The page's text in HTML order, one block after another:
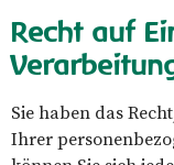
Recht auf
Sie haben das
Ihrer